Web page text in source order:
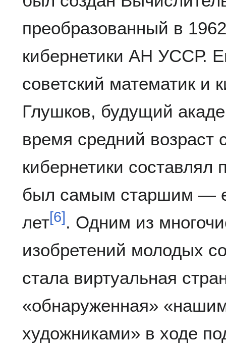
преобразованный в
кибернетики АН УССР.
советский математик и
Глушков, будущий
время средний возраст
кибернетики составлял
был самым старшим —
лет[6] . Одним из
изобретений молодых
стала виртуальная
«обнаруженная»
художниками» в ходе